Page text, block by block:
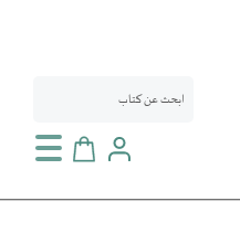
سلة التسوق